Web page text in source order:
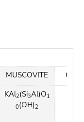
MUSCOVITE
KAl2(Si3Al)O1
0(OH)2